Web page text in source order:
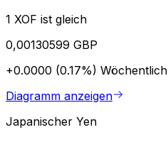
1 XOF ist gleich
0,00130599 GBP
+0.0000 (0.17%) Wöchentlich
Diagramm anzeigen
Japanischer Yen